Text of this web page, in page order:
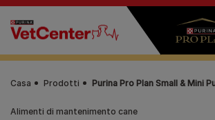
Salta al contenuto principale
Casa Prodotti Purina Pro Plan Small & Mini
Alimenti di mantenimento cane